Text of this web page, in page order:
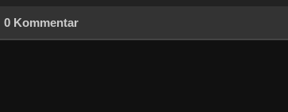
0 Kommentar